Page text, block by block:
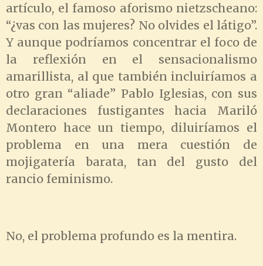
artículo, el famoso aforismo nietzscheano:
“¿vas con las mujeres? No olvides el látigo”.
Y aunque podríamos concentrar el foco de
la reflexión en el sensacionalismo
amarillista, al que también incluiríamos a
otro gran “aliade” Pablo Iglesias, con sus
declaraciones fustigantes hacia Mariló
Montero hace un tiempo, diluiríamos el
problema en una mera cuestión de
mojigatería barata, tan del gusto del
rancio feminismo.
No, el problema profundo es la mentira.